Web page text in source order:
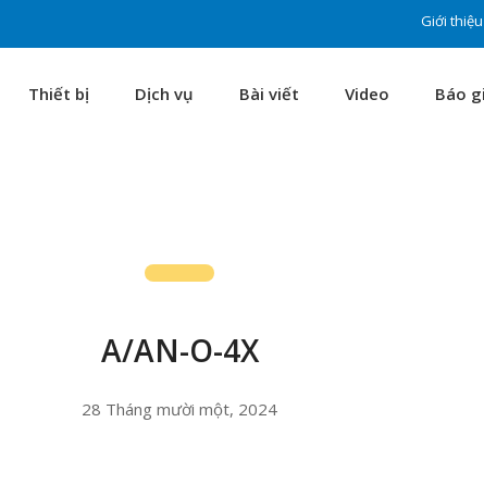
Giới thiệu
Thiết bị Dịch vụ Bài viết Video Báo
A/AN-O-4X
28 Tháng mười một, 2024